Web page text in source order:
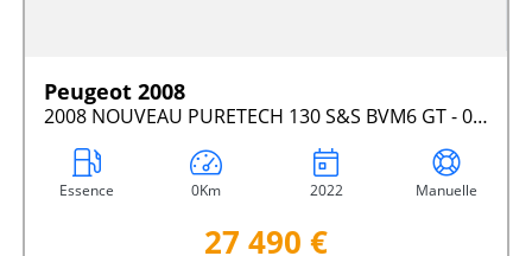
Peugeot 2008
2008 NOUVEAU PURETECH 130 S&S BVM6 GT - 03/2022 10 KM
Essence 0Km 2022 Manuelle
27 490 €